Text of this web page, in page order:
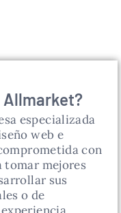
Allmarket?
especializada
web e
con
tomar mejores
sus
o de